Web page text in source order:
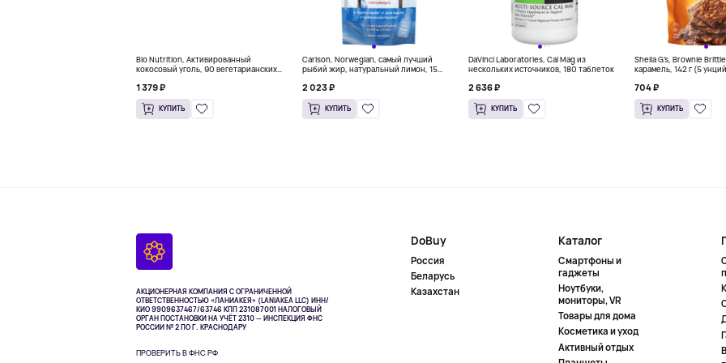
Bio Nutrition, Активированный
кокосовый уголь, 90 вегетарианских
1 379 ₽
КУПИТЬ
Carlson, Norwegian, самый лучший
рыбий жир, натуральный лимон, 15
2 023 ₽
КУПИТЬ
DaVinci Laboratories, Cal Mag из
нескольких источников, 180 таблеток
2 636 ₽
КУПИТЬ
Sheila G's, Brownie
карамель, 142 г (5
704 ₽
КУПИТЬ
АКЦИОНЕРНАЯ КОМПАНИЯ С ОГРАНИЧЕННОЙ
ОТВЕТСТВЕННОСТЬЮ «ЛАНИАКЕЯ» (LANIAKEA LLC) ИНН/
КИО 9909637467/63746 КПП 231087001НАЛОГОВЫЙ
ОРГАН ПОСТАНОВКИ НА УЧЁТ 2310 — ИНСПЕКЦИЯ ФНС
РОССИИ № 2 ПО Г. КРАСНОДАРУ
ПРОВЕРИТЬ В ФНС РФ
DoBuy
Россия
Беларусь
Казахстан
Каталог
Смартфоны и
гаджеты
Ноутбуки,
мониторы, VR
Товары для дома
Косметика и уход
Активный отдых